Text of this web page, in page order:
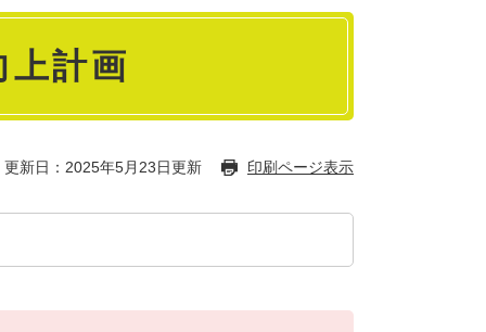
上計画
更新日：2025年5月23日更新 印刷ページ表示